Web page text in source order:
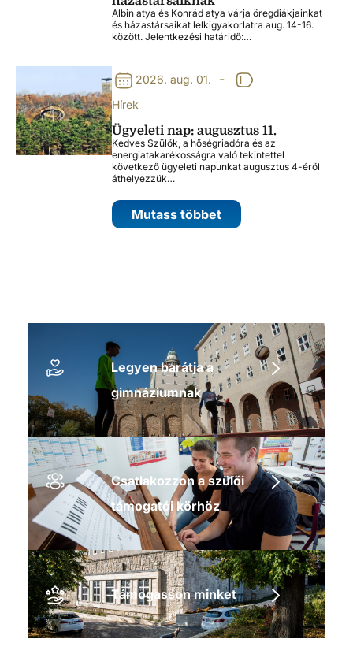
Albin atya és Konrád atya várja öregdiákjainkat
és házastársaikat lelkigyakorlatra aug. 14-16.
között. Jelentkezési határidő:…
2026. aug. 01. -
Hírek
Ügyeleti nap: augusztus 11.
Kedves Szülők, a hőségriadóra és az
energiatakarékosságra való tekintettel
következő ügyeleti napunkat augusztus 4-éről
áthelyezzük…
Mutass többet
Legyen barátja a
gimnáziumnak
Csatlakozzon a szülői
támogatói körhöz
Támogasson minket